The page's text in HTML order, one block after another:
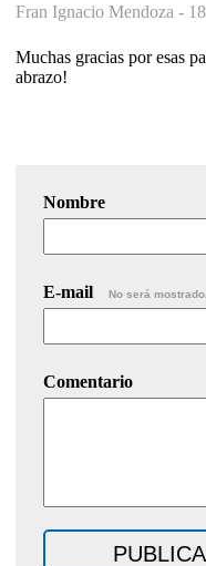
Fran Ignacio Mendoza -
Muchas gracias por esas
abrazo!
Nombre
E-mail No será mostrado.
Comentario